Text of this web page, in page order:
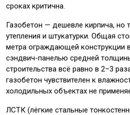
сроках критична.
Газобетон — дешевле кирпича, но
утепления и штукатурки. Общая
метра ограждающей конструкции
сэндвич-панелью средней
строительства всё равно в 2–3
газобетон чувствителен к
холодильных объектах не
ЛСТК (лёгкие стальные